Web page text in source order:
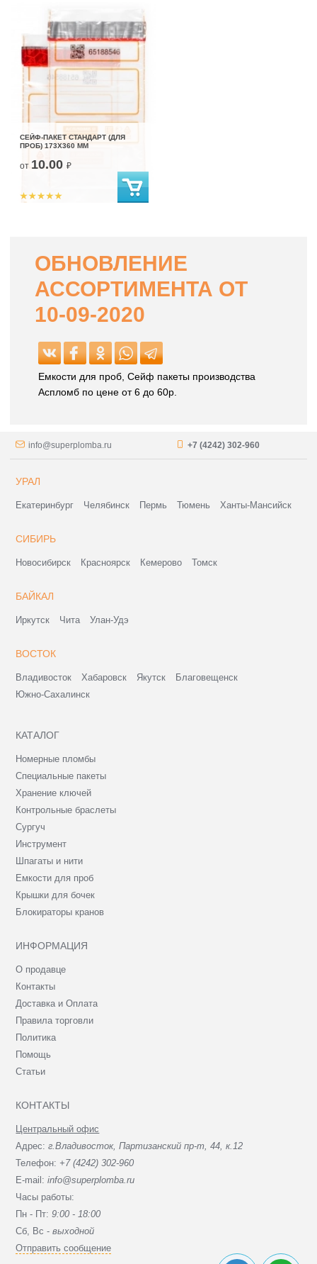
СЕЙФ-ПАКЕТ СТАНДАРТ (ДЛЯ
ПРОБ) 173Х360 ММ
от 10.00 ₽
ОБНОВЛЕНИЕ
АССОРТИМЕНТА ОТ
10-09-2020
Емкости для проб, Сейф пакеты производства
Аспломб по цене от 6 до 60р.
info@superplomba.ru +7 (4242) 302-960
УРАЛ
Екатеринбург Челябинск Пермь Тюмень Ханты-Мансийск
СИБИРЬ
Новосибирск Красноярск Кемерово Томск
БАЙКАЛ
Иркутск Чита Улан-Удэ
ВОСТОК
Владивосток Хабаровск Якутск
Благовещенск
Южно-Сахалинск
КАТАЛОГ
Номерные пломбы
Специальные пакеты
Хранение ключей
Контрольные браслеты
Сургуч
Инструмент
Шпагаты и нити
Емкости для проб
Крышки для бочек
Блокираторы кранов
ИНФОРМАЦИЯ
О продавце
Контакты
Доставка и Оплата
Правила торговли
Политика
Помощь
Статьи
КОНТАКТЫ
Центральный офис
Адрес:г.Владивосток, Партизанский пр-т, 44, к.12
Телефон: +7 (4242) 302-960
E-mail:info@superplomba.ru
Часы работы:
Пн - Пт:9:00 - 18:00
Сб, Вc -выходной
Отправить сообщение